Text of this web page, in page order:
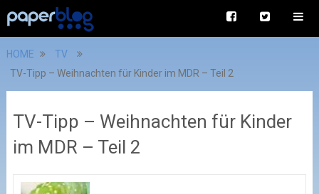
HOME
TV
TV-Tipp – Weihnachten für Kinder im MDR – Teil 2
TV-Tipp – Weihnachten für Kinder
im MDR – Teil 2